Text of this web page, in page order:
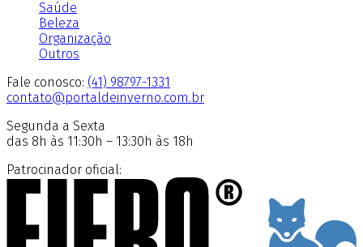
Saúde
Beleza
Organização
Outros
Fale conosco: (41) 98797-1331
contato@portaldeinverno.com.br
Segunda a Sexta
das 8h às 11:30h – 13:30h às 18h
Patrocinador oficial: